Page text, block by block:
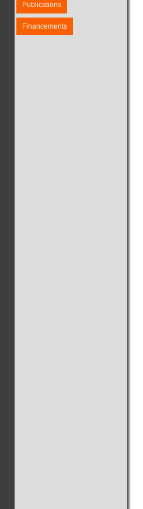
Publications
Financements